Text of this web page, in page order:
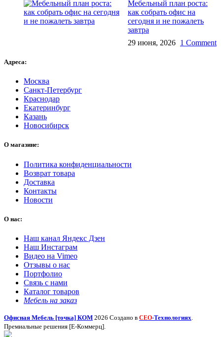
Мебельный план роста:
как собрать офис на
сегодня и не пожалеть
завтра
29 июня, 2026 1 Comment
Адреса:
Москва
Санкт-Петербург
Краснодар
Екатеринбург
Казань
Новосибирск
О магазине:
Политика конфиденциальности
Возврат товара
Доставка
Контакты
Новости
О нас:
Наш канал Яндекс Дзен
Наш Инстаграм
Видео на Vimeo
Отзывы о нас
Портфолио
Связь с нами
Каталог товаров
Мебель на заказ
Офисная Мебель [точка] КОМ 2026 Создано в СЕО-Технологиях
Премиальные решения [Е-Коммерц].